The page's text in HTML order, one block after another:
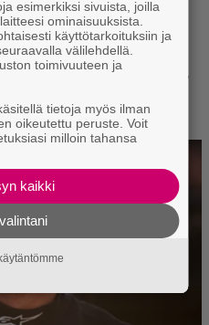
esimerkiksi sivuista, joilla
ominaisuuksista.
käyttötarkoituksiin ja
välilehdellä.
toimivuuteen ja
tietoja myös ilman
oikeutettu peruste. Voit
milloin tahansa
kaikki